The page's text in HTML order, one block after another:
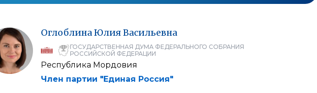
Оглоблина ЮлияВасильевна
ГОСУДАРСТВЕННАЯ ДУМА ФЕДЕРАЛЬНОГО СОБРАНИЯ
РОССИЙСКОЙ ФЕДЕРАЦИИ
Республика Мордовия
Член партии "Единая Россия"